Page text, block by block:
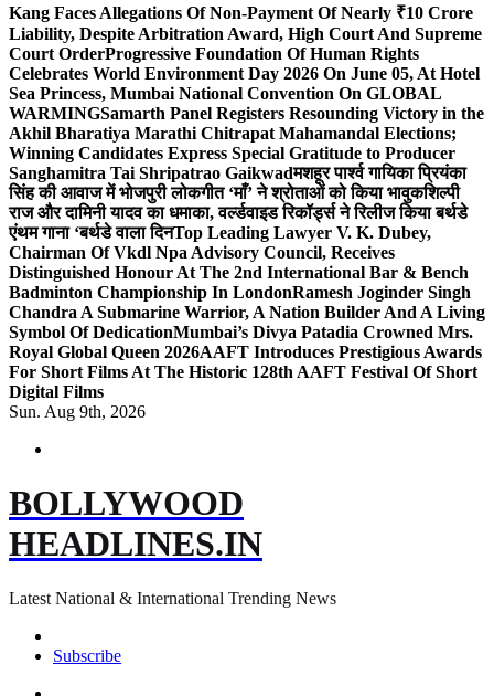
Kang Faces Allegations Of Non-Payment Of Nearly ₹10 Crore
Liability, Despite Arbitration Award, High Court And Supreme
Court OrderProgressive Foundation Of Human Rights
Celebrates World Environment Day 2026 On June 05, At Hotel
Sea Princess, Mumbai National Convention On GLOBAL
WARMINGSamarth Panel Registers Resounding Victory in the
Akhil Bharatiya Marathi Chitrapat Mahamandal Elections;
Winning Candidates Express Special Gratitude to Producer
Sanghamitra Tai Shripatrao Gaikwadमशहूर पार्श्व गायिका प्रियंका
सिंह की आवाज में भोजपुरी लोकगीत ‘माँ’ ने श्रोताओं को किया भावुकशिल्पी
राज और दामिनी यादव का धमाका, वर्ल्डवाइड रिकॉर्ड्स ने रिलीज किया बर्थडे
एंथम गाना ‘बर्थडे वाला दिनTop Leading Lawyer V. K. Dubey,
Chairman Of Vkdl Npa Advisory Council, Receives
Distinguished Honour At The 2nd International Bar & Bench
Badminton Championship In LondonRamesh Joginder Singh
Chandra A Submarine Warrior, A Nation Builder And A Living
Symbol Of DedicationMumbai’s Divya Patadia Crowned Mrs.
Royal Global Queen 2026AAFT Introduces Prestigious Awards
For Short Films At The Historic 128th AAFT Festival Of Short
Digital Films
Sun. Aug 9th, 2026
BOLLYWOOD
HEADLINES.IN
Latest National & International Trending News
Subscribe